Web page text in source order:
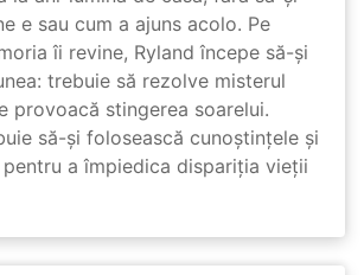
e sau cum a ajuns acolo. Pe
îi revine, Ryland începe să-și
trebuie să rezolve misterul
provoacă stingerea soarelui.
să-și folosească cunoștințele și
a împiedica dispariția vieții